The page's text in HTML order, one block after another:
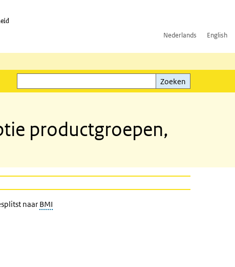
Nederlands English
Zoeken
Zoeken
productgroepen,
naar BMI